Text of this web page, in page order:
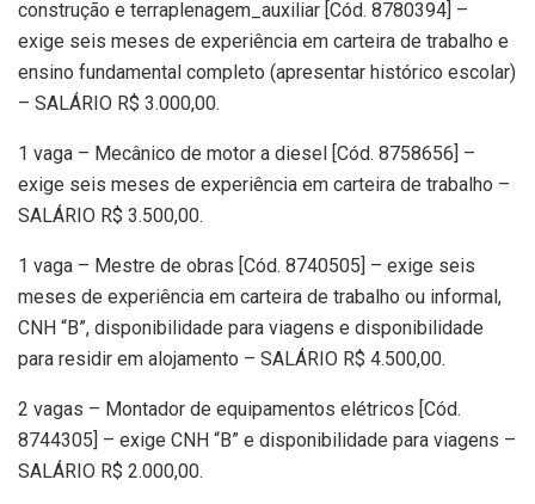
construção e terraplenagem_auxiliar [Cód. 8780394] –
exige seis meses de experiência em carteira de trabalho e
ensino fundamental completo (apresentar histórico escolar)
– SALÁRIO R$ 3.000,00.
1 vaga – Mecânico de motor a diesel [Cód. 8758656] –
exige seis meses de experiência em carteira de trabalho –
SALÁRIO R$ 3.500,00.
1 vaga – Mestre de obras [Cód. 8740505] – exige seis
meses de experiência em carteira de trabalho ou informal,
CNH “B”, disponibilidade para viagens e disponibilidade
para residir em alojamento – SALÁRIO R$ 4.500,00.
2 vagas – Montador de equipamentos elétricos [Cód.
8744305] – exige CNH “B” e disponibilidade para viagens –
SALÁRIO R$ 2.000,00.